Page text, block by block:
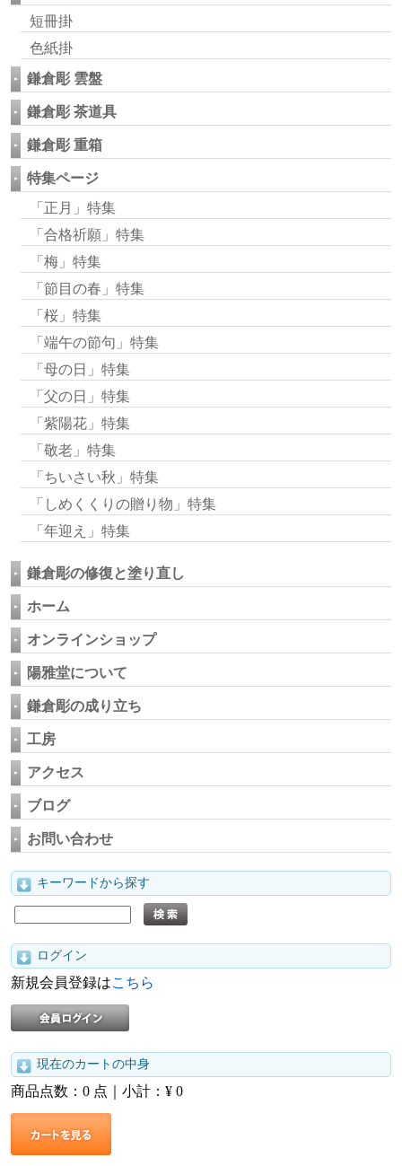
短冊掛
色紙掛
鎌倉彫 雲盤
鎌倉彫 茶道具
鎌倉彫 重箱
特集ページ
「正月」特集
「合格祈願」特集
「梅」特集
「節目の春」特集
「桜」特集
「端午の節句」特集
「母の日」特集
「父の日」特集
「紫陽花」特集
「敬老」特集
「ちいさい秋」特集
「しめくくりの贈り物」特集
「年迎え」特集
鎌倉彫の修復と塗り直し
ホーム
オンラインショップ
陽雅堂について
鎌倉彫の成り立ち
工房
アクセス
ブログ
お問い合わせ
キーワードから探す
ログイン
新規会員登録はこちら
現在のカートの中身
商品点数： 0 点｜小計：¥ 0